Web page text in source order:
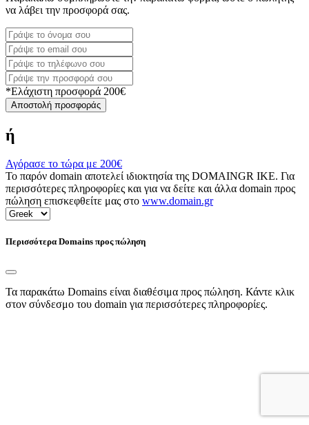
να λάβει την προσφορά σας.
*Ελάχιστη προσφορά 200€
Αποστολή προσφοράς
ή
Αγόρασε το τώρα με 200€
Το παρόν domain αποτελεί ιδιοκτησία της DOMAINGR ΙΚΕ. Για
περισσότερες πληροφορίες και για να δείτε και άλλα domain προς
πώληση επισκεφθείτε μας στο www.domain.gr
Περισσότερα Domains προς πώληση
Τα παρακάτω Domains είναι διαθέσιμα προς πώληση. Κάντε κλικ
στον σύνδεσμο του domain για περισσότερες πληροφορίες.